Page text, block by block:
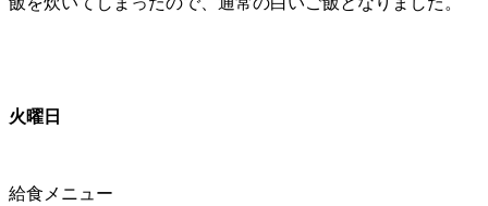
火曜日
給食メニュー